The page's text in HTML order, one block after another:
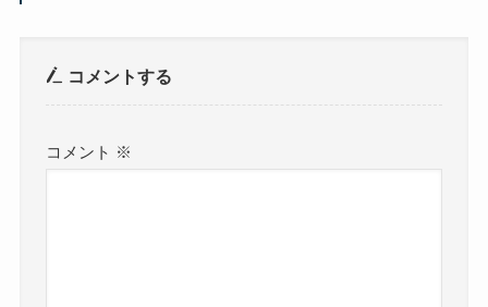
コメントする
コメント ※